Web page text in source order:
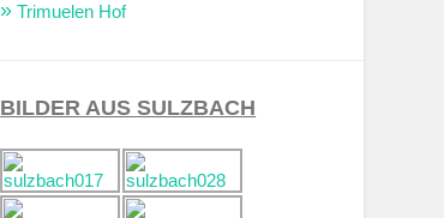
Trimuelen Hof
BILDER AUS SULZBACH